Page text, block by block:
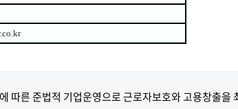
따른 준법적 기업운영으로 근로자보호와 고용창출을